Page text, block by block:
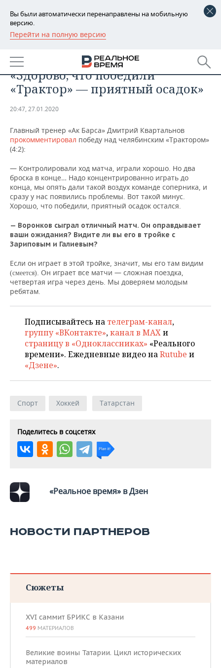
Вы были автоматически перенаправлены на мобильную
версию.
Перейти на полную версию
РЕГИОНЫ
БАШКОРТОСТАН
ТАТАРСТАН
НОВОСТИ
АНАЛИТИКА
ДЕКЛАРАЦИИ О ДОХОДАХ
КОРОЛИ ГОСЗАКАЗА ПФО
ВУЗЫ ТАТАРСТАНА
КОМУ ПРИНАДЛЕЖАТ
ТОРГОВЫЕ ЦЕНТРЫ
ТАТАРСТАНА
НОВОСТИ ЭКОНОМИКИ
ФИНАНСЫ
БАНКИ
БЮДЖЕТ
ПРОМЫШЛЕННОСТЬ
НОВОСТИ
ПРОМЫШЛЕННОСТИ
АГРОПРОМ
МАШИНОСТРОЕНИЕ
НЕФТЕХИМИЯ
НЕФТЬ
ОПК
ЭНЕРГЕТИКА
НЕДВИЖИМОСТЬ
НОВОСТИ НЕДВИЖИМОСТИ
АВТО
НОВОСТИ АВТО
БИЗНЕС
РОЗНИЧНАЯ ТОРГОВЛЯ
ТРАНСПОРТ
УСЛУГИ
НОВОСТИ ТЕХНОЛОГИЙ
IT
МЕДИА
ТЕЛЕКОММУНИКАЦИИ
МЕРОПРИЯТИЯ
НОВОСТИ МЕРОПРИЯТИЙ
ВЫЕЗДНАЯ РЕДАКЦИЯ
БИЗНЕС-БРАНЧИ
ONLINE-КОНФЕРЕНЦИИ
ОТКРЫТАЯ ЛЕКЦИЯ
СПОРТ
НОВОСТИ СПОРТА
ФУТБОЛ
ХОККЕЙ
БАСКЕТБОЛ
КИБЕРСПОРТ
ВОДНЫЕ ВИДЫ СПОРТА
ОБЩЕСТВО
НОВОСТИ ОБЩЕСТВА
ВЛАСТЬ
ИНФРАСТРУКТУРА
КУЛЬТУРА
ОБРАЗОВАНИЕ
ФОТОГАЛЕРЕЯ
СЮЖЕТЫ
СПРАВОЧНИК
СПИСОК КОМПАНИЙ
Дмитрий Квартальнов:
«Здорово, что победили
«Трактор» — приятный осадок»
20:47, 27.01.2020
Главный тренер «Ак Барса» Дмитрий Квартальнов
прокомментировал победу над челябинским «Трактором»
(4:2):
— Контролировали ход матча, играли хорошо. Но два
броска в конце… Надо концентрированно играть до
конца, мы опять дали такой воздух команде соперника, и
сразу у нас появились проблемы. Вот такой минус.
Хорошо, что победили, приятный осадок остался.
— Воронков сыграл отличный матч. Он оправдывает
ваши ожидания? Видите ли вы его в тройке с
Зариповым и Галиевым?
Если он играет в этой тройке, значит, мы его там видим
(смеется). Он играет все матчи — сложная поездка,
четвертая игра через день. Мы доверяем молодым
ребятам.
Подписывайтесь на телеграм-канал,
группу «ВКонтакте»,канал в MAXи
страницу в «Одноклассниках» «Реального
времени». Ежедневные видео наRutube и
«Дзене».
Спорт Хоккей Татарстан
Поделитесь в соцсетях
«Реальное время» в Дзен
НОВОСТИ ПАРТНЕРОВ
Сюжеты
XVI саммит БРИКС в Казани
499 МАТЕРИАЛОВ
Великие воины Татарии. Цикл исторических
материалов